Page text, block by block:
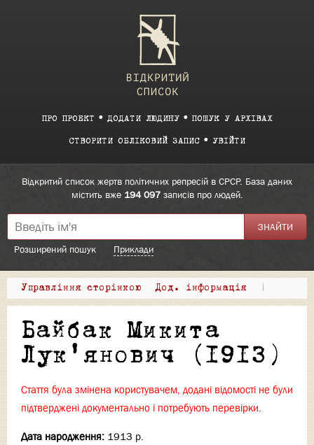
ПРО ПРОЕКТ ДОДАТИ ЛЮДИНУ ПОШУК У АРХІВАХ
СТВОРИТИ ОБЛІКОВИЙ ЗАПИС УВІЙТИ
Відкритий список жертв політичних репресій в СРСР. База даних
містить вже 194 097записів про людей.
Розширений пошук Приклади
Управління сторінкою Дод. інформація |
Байбак Микита
Лук'янович (1913)
Стаття була змінена користувачем, додані відомості не були
підтверджені документально і потребують перевірки.
Дата народження: 1913 р.